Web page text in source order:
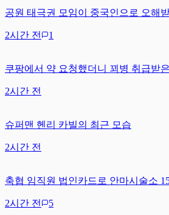
공원 태극권 모임이 중국인으로 오해
2시간 전 1
쿠팡에서 약 요청했더니 꾀병 취급받
2시간 전
슈퍼맨 헨리 카빌의 최근 모습
2시간 전
축협 임직원 법인카드로 안마시술소
2시간 전 5